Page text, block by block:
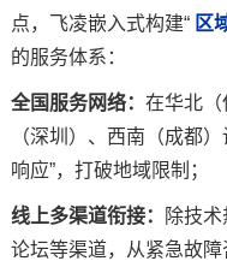
点，飞凌嵌入式构建“ 区
的服务体系：
全国服务网络： 在华北（
（深圳）、西南（成都
响应”，打破地域限制；
线上多渠道衔接：
除技
论坛等渠道，从紧急故